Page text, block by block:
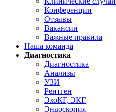
Конференции
Отзывы
Вакансии
Важные правила
Наша команда
Диагностика
Диагностика
Анализы
УЗИ
Рентген
ЭхоКГ, ЭКГ
Эндоскопия